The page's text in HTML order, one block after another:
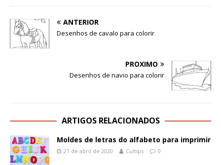
ANTERIOR
Desenhos de cavalo para colorir
PRÓXIMO
Desenhos de navio para colorir
ARTIGOS RELACIONADOS
Moldes de letras do alfabeto para imprimir
21 de abril de 2020 Cultips 0